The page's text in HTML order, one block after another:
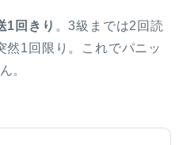
1回きり 。3級までは2回読
然1回限り。これでパニッ
。